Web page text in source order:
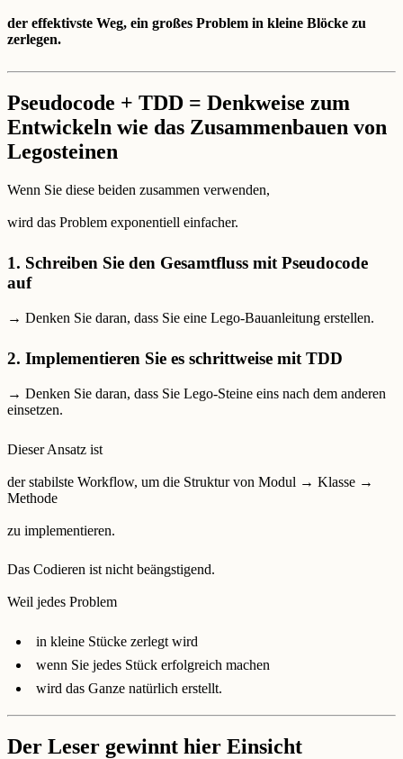
der effektivste Weg, ein großes Problem in kleine Blöcke zu
zerlegen.
Pseudocode + TDD = Denkweise zum
Entwickeln wie das Zusammenbauen von
Legosteinen
Wenn Sie diese beiden zusammen verwenden,
wird das Problem exponentiell einfacher.
1. Schreiben Sie den Gesamtfluss mit Pseudocode
auf
→ Denken Sie daran, dass Sie eine Lego-Bauanleitung erstellen.
2. Implementieren Sie es schrittweise mit TDD
→ Denken Sie daran, dass Sie Lego-Steine ​​eins nach dem anderen
einsetzen.
Dieser Ansatz ist
der stabilste Workflow, um die Struktur von Modul → Klasse →
Methode
zu implementieren.
Das Codieren ist nicht beängstigend.
Weil jedes Problem
in kleine Stücke zerlegt wird
wenn Sie jedes Stück erfolgreich machen
wird das Ganze natürlich erstellt.
Der Leser gewinnt hier Einsicht